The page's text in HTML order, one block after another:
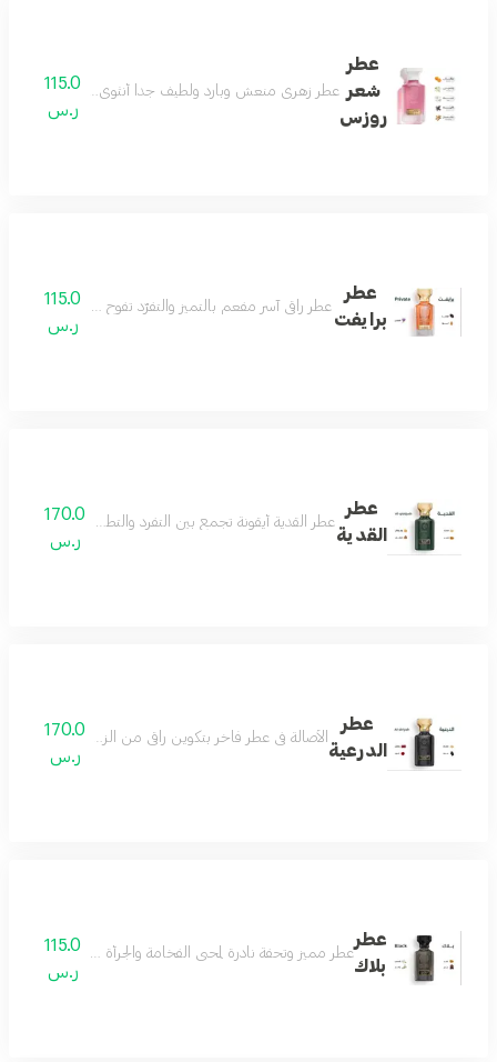
عطر
شعر
روزس
عطر زهري منعش وبارد ولطيف جداً أنثوي بامتياز عطر
115.0
ر.س
عطر
برايفت
عطر راقي آسر مفعم بالتميز والتفرّد تفوح منه رائحة
115.0
ر.س
عطر
القدية
عطر القدية أيقونة تجمع بين التفرد والتطور والجمال
170.0
ر.س
عطر
الدرعية
الأصالة في عطر فاخر بتكوين راقي من الزعفران والمسك
170.0
ر.س
عطر
بلاك
عطر مميز وتحفة نادرة لمحبي الفخامة والجرأة مزيج من رائحة
115.0
ر.س